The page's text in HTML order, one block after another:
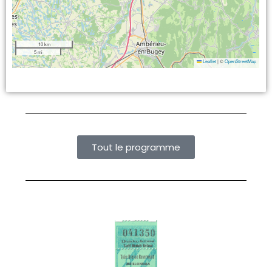
10 km
5 mi
Leaflet |©OpenStreetMap
Tout le programme